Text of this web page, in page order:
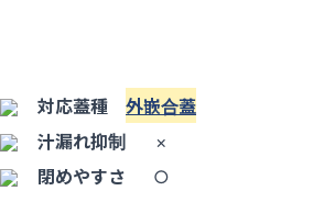
対応蓋種 外嵌合蓋
汁漏れ抑制
×
閉めやすさ
○